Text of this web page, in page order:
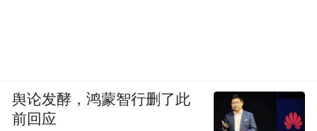
舆论发酵，鸿蒙智行删了此
前回应